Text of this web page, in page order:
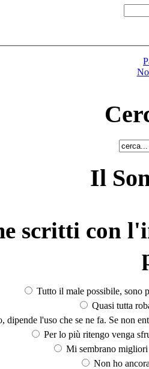
Il
scritti con
Tutto il male possibile, sono
Quasi tutta
dipende l'uso che se ne fa. Se non
Per lo più ritengo venga
Mi sembrano
Non ho